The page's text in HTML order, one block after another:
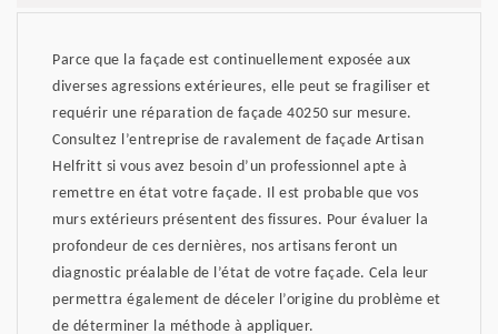
Parce que la façade est continuellement exposée aux
diverses agressions extérieures, elle peut se fragiliser et
requérir une réparation de façade 40250 sur mesure.
Consultez l’entreprise de ravalement de façade Artisan
Helfritt si vous avez besoin d’un professionnel apte à
remettre en état votre façade. Il est probable que vos
murs extérieurs présentent des fissures. Pour évaluer la
profondeur de ces dernières, nos artisans feront un
diagnostic préalable de l’état de votre façade. Cela leur
permettra également de déceler l’origine du problème et
de déterminer la méthode à appliquer.